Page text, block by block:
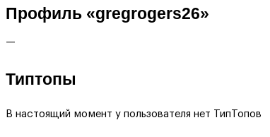
Профиль «gregrogers26»
—
Типтопы
В настоящий момент у пользователя нет ТипТопов